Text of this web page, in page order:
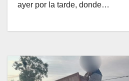
ayer por la tarde, donde…